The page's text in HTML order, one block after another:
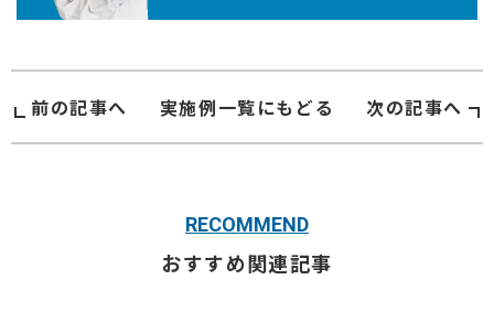
前の記事へ 実施例一覧にもどる 次の記事へ
RECOMMEND
おすすめ関連記事